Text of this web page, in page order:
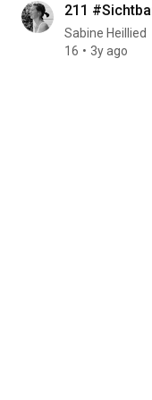
Sabine Heillied
16
3y ago